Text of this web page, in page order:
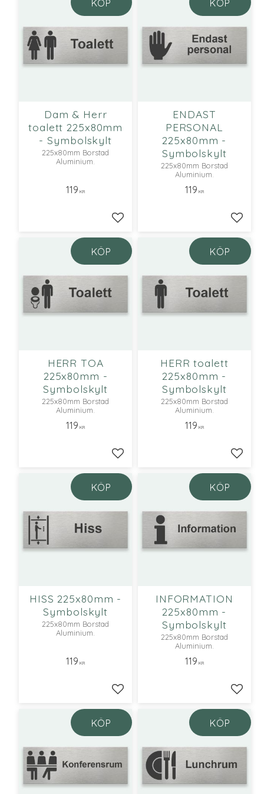
Dam & Herr
toalett 225x80mm
- Symbolskylt
225x80mm Borstad
Aluminium.
119 KR
Lägg till i favoriter
KÖP
ENDAST
PERSONAL
225x80mm -
Symbolskylt
225x80mm Borstad
Aluminium.
119 KR
Lägg
KÖP
HERR TOA
225x80mm -
Symbolskylt
225x80mm Borstad
Aluminium.
119 KR
Lägg till i favoriter
KÖP
HERR toalett
225x80mm -
Symbolskylt
225x80mm Borstad
Aluminium.
119 KR
Lägg
KÖP
HISS 225x80mm -
Symbolskylt
225x80mm Borstad
Aluminium.
119 KR
Lägg till i favoriter
KÖP
INFORMATION
225x80mm -
Symbolskylt
225x80mm Borstad
Aluminium.
119 KR
Lägg
KÖP
KÖP KÖP